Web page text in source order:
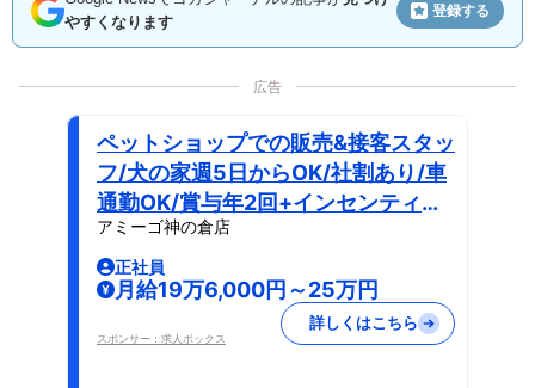
やすくなります
登録する
広告
ペットショップでの販売&接客スタッ
フ/犬の家週5日からOK/社割あり/車
通勤OK/賞与年2回+インセンティブ
あり
アミーゴ神の倉店
正社員
月給19万6,000円～25万円
スポンサー：求人ボックス
詳しくはこちら